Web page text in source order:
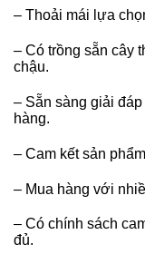
– Thoải mái lựa
– Có trồng sẵn cây
chậu.
– Sẵn sàng giải
hàng.
– Cam kết sản
– Mua hàng với
– Có chính sách
đủ.